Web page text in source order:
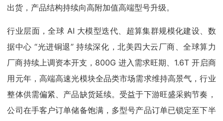
出货，产品结构持续向高附加值高端型号升级。
行业层面，全球 AI 大模型迭代、超算集群规模化建设、数
据中心 “光进铜退” 持续深化，北美四大云厂商、全球算力
厂商持续上调资本开支，800G 进入需求旺期、1.6T 开启商
用元年，高端高速光模块全品类市场需求维持高景气，行业
整体供需偏紧、产品缺货延续。受益于下游旺盛采购节奏，
公司在手客户订单储备饱满，多型号产品订单已锁定至下半